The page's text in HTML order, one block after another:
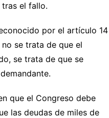
el fallo.
por el artículo 14
se trata de que el
se trata de que se
que el Congreso debe
las deudas de miles de